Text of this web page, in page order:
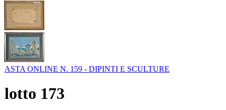
ASTA ONLINE N. 159 - DIPINTI E SCULTURE
lotto 173